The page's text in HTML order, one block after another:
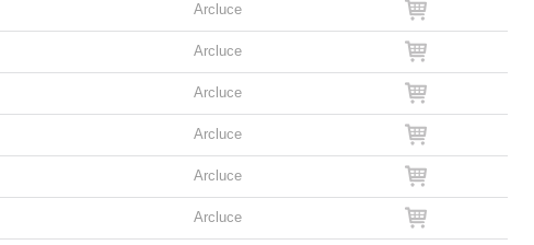
Arcluce
Arcluce
Arcluce
Arcluce
Arcluce
Arcluce